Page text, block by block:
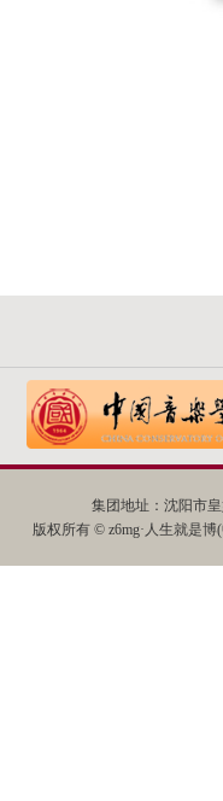
集团地址：沈阳市
版权所有 © z6mg·人生就是